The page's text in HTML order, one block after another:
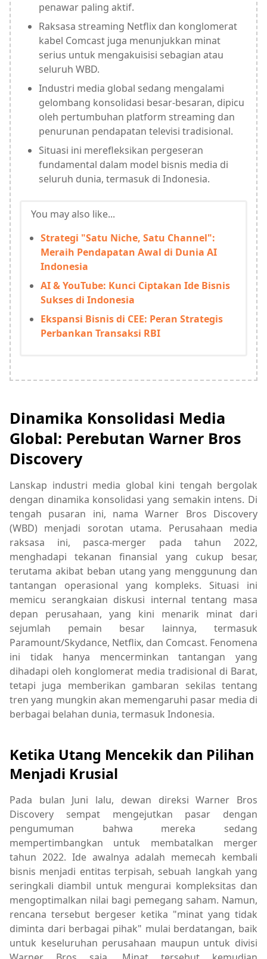
penawar paling aktif.
Raksasa streaming Netflix dan konglomerat
kabel Comcast juga menunjukkan minat
serius untuk mengakuisisi sebagian atau
seluruh WBD.
Industri media global sedang mengalami
gelombang konsolidasi besar-besaran, dipicu
oleh pertumbuhan platform streaming dan
penurunan pendapatan televisi tradisional.
Situasi ini merefleksikan pergeseran
fundamental dalam model bisnis media di
seluruh dunia, termasuk di Indonesia.
You may also like...
Strategi "Satu Niche, Satu Channel":
Meraih Pendapatan Awal di Dunia AI
Indonesia
AI & YouTube: Kunci Ciptakan Ide Bisnis
Sukses di Indonesia
Ekspansi Bisnis di CEE: Peran Strategis
Perbankan Transaksi RBI
Dinamika Konsolidasi Media
Global: Perebutan Warner Bros
Discovery
Lanskap industri media global kini tengah bergolak
dengan dinamika konsolidasi yang semakin intens. Di
tengah pusaran ini, nama Warner Bros Discovery
(WBD) menjadi sorotan utama. Perusahaan media
raksasa ini, pasca-merger pada tahun 2022,
menghadapi tekanan finansial yang cukup besar,
terutama akibat beban utang yang menggunung dan
tantangan operasional yang kompleks. Situasi ini
memicu serangkaian diskusi internal tentang masa
depan perusahaan, yang kini menarik minat dari
sejumlah pemain besar lainnya, termasuk
Paramount/Skydance, Netflix, dan Comcast. Fenomena
ini tidak hanya mencerminkan tantangan yang
dihadapi oleh konglomerat media tradisional di Barat,
tetapi juga memberikan gambaran sekilas tentang
tren yang mungkin akan memengaruhi pasar media di
berbagai belahan dunia, termasuk Indonesia.
Ketika Utang Mencekik dan Pilihan
Menjadi Krusial
Pada bulan Juni lalu, dewan direksi Warner Bros
Discovery sempat mengejutkan pasar dengan
pengumuman bahwa mereka sedang
mempertimbangkan untuk membatalkan merger
tahun 2022. Ide awalnya adalah memecah kembali
bisnis menjadi entitas terpisah, sebuah langkah yang
seringkali diambil untuk mengurai kompleksitas dan
mengoptimalkan nilai bagi pemegang saham. Namun,
rencana tersebut bergeser ketika "minat yang tidak
diminta dari berbagai pihak" mulai berdatangan, baik
untuk keseluruhan perusahaan maupun untuk divisi